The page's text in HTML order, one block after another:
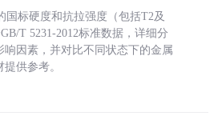
国标硬度和抗拉强度（包括T2及
T 5231-2012标准数据，详细分
响因素，并对比不同状态下的金属
供参考。